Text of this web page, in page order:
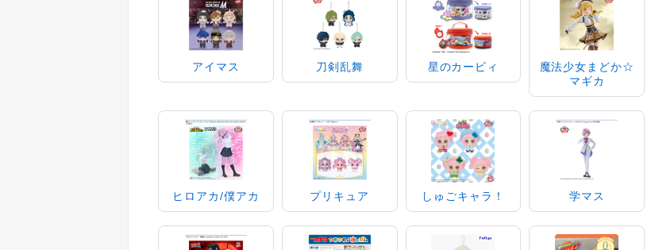
アイマス 刀剣乱舞 星のカービィ
魔法少女まどか☆
マギカ
ヒロアカ/僕アカ プリキュア しゅごキャラ！ 学マス